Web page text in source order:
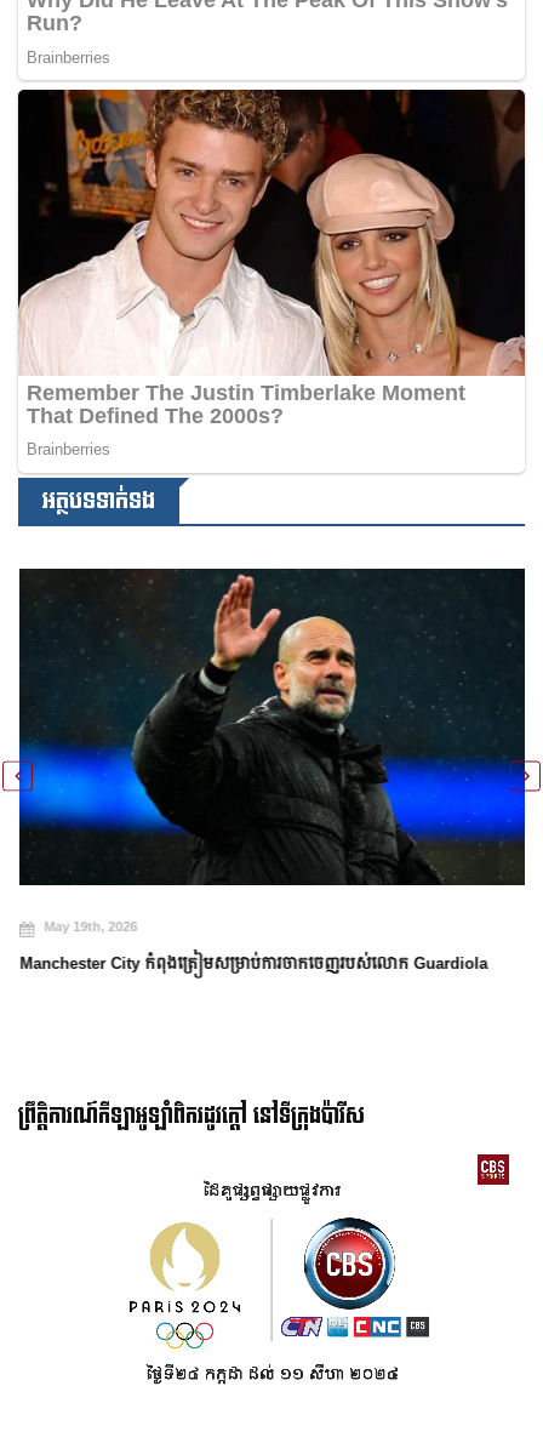
អត្ថបទទាក់ទង
May 19th, 2026
Manchester City កំពុងត្រៀមសម្រាប់ការចាកចេញរបស់លោក Guardiola
ព្រឹត្តិការណ៍កីឡាអូឡាំពិករដូវក្ដៅ នៅទីក្រុងប៉ារីស